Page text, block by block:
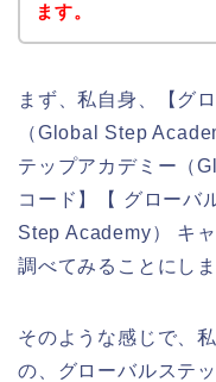
ます。
まず、私自身、【グ
（Global Step
テップアカデミー（
コード】【 グローバ
Step Academy） キ
調べてみることにしま
そのような感じで、
の、グローバルステ